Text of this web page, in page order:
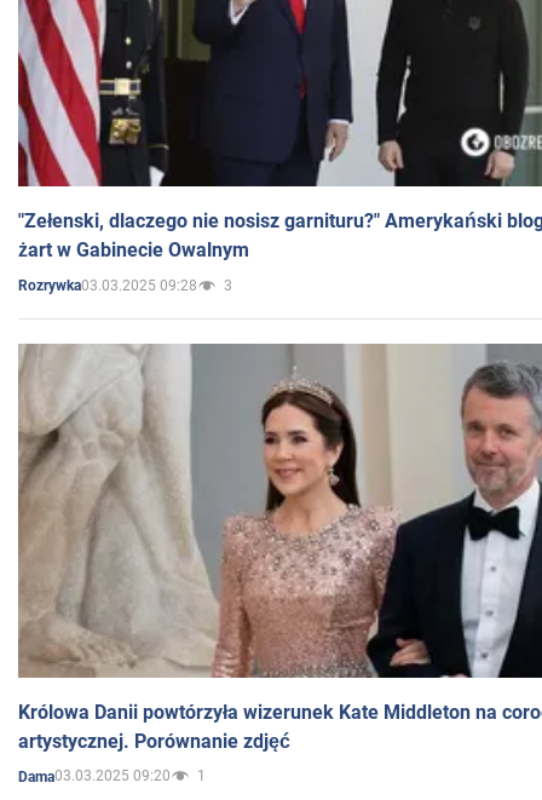
"Zełenski, dlaczego nie nosisz garnituru?" Amerykański
żart w Gabinecie Owalnym
Rozrywka03.03.2025 09:28 3
Królowa Danii powtórzyła wizerunek Kate Middleton na
artystycznej. Porównanie zdjęć
Dama03.03.2025 09:20 1